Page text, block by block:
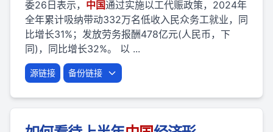
委26日表示， 中国通过实施以工代赈政策，2024年
全年累计吸纳带动332万名低收入民众务工就业，同
比增长31%；发放劳务报酬478亿元(人民币，下
同)，同比增长32%。 以 ...
源链接 备份链接